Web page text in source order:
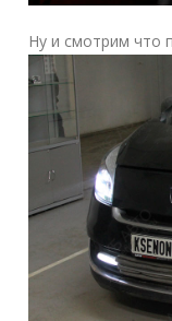
Ну и смотрим что